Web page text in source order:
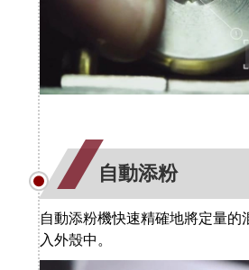
自動添粉
自動添粉機快速精確地將定量的
入外殼中。